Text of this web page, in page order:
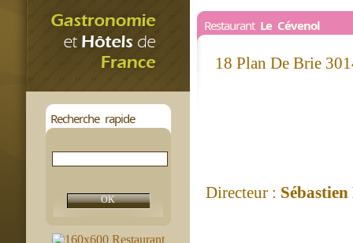
Recherche rapide
Restaurant Le Cévenol
18 Plan De Brie
Directeur :